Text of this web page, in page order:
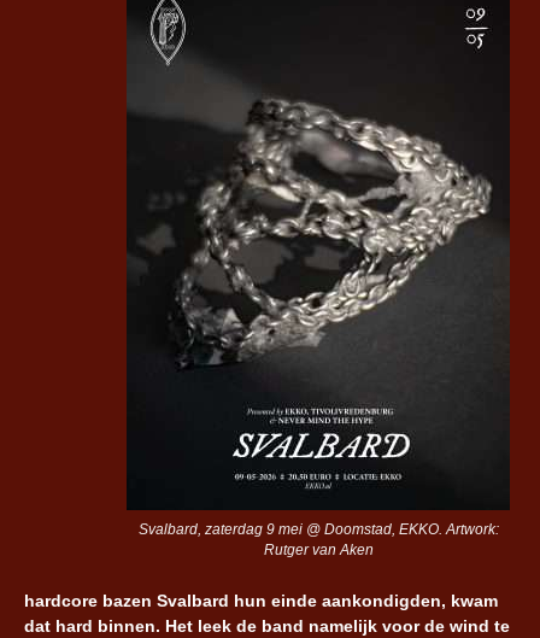
Svalbard, zaterdag 9 mei @ Doomstad, EKKO. Artwork:
Rutger van Aken
hardcore bazen Svalbard hun einde aankondigden, kwam
dat hard binnen. Het leek de band namelijk voor de wind te